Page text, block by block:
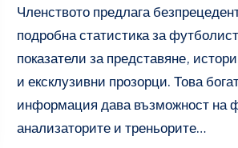
Членството предлага
подробна статистика за
показатели за представяне,
и ексклузивни прозорци. Това
информация дава възможност на
анализаторите и треньорите…